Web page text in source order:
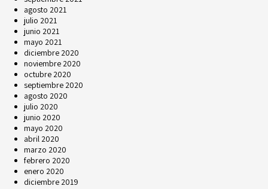
agosto 2021
julio 2021
junio 2021
mayo 2021
diciembre 2020
noviembre 2020
octubre 2020
septiembre 2020
agosto 2020
julio 2020
junio 2020
mayo 2020
abril 2020
marzo 2020
febrero 2020
enero 2020
diciembre 2019